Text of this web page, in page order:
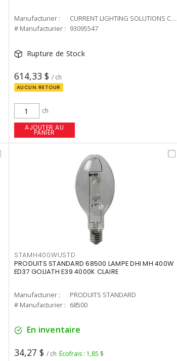
Manufacturier :
CURRENT LIGHTING SOLUTIONS CAN
# Manufacturier : 93095547
Rupture de Stock
614,33 $ / ch
AUCUN RETOUR
ch
AJOUTER AU
PANIER
STAMH400WUSTD
PRODUITS STANDARD 68500 LAMPE DHI MH 400W
ED37 GOLIATH E39 4000K CLAIRE
Manufacturier :
PRODUITS STANDARD
# Manufacturier : 68500
En inventaire
34,27 $ / ch Écofrais : 1,85 $